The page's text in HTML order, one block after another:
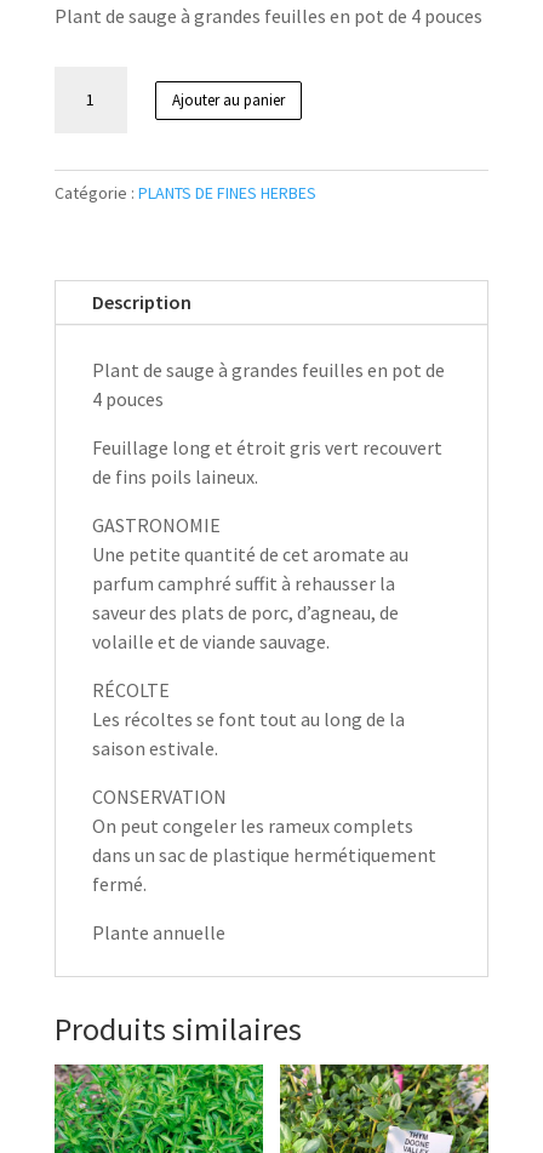
Plant de sauge à grandes feuilles en pot de 4 pouces
à
grandes
4’’
Ajouter au panier
Catégorie : PLANTS DE FINES HERBES
Description
Plant de sauge à grandes feuilles en pot de
4 pouces
Feuillage long et étroit gris vert recouvert
de fins poils laineux.
GASTRONOMIE
Une petite quantité de cet aromate au
parfum camphré suffit à rehausser la
saveur des plats de porc, d’agneau, de
volaille et de viande sauvage.
RÉCOLTE
Les récoltes se font tout au long de la
saison estivale.
CONSERVATION
On peut congeler les rameux complets
dans un sac de plastique hermétiquement
fermé.
Plante annuelle
Produits similaires